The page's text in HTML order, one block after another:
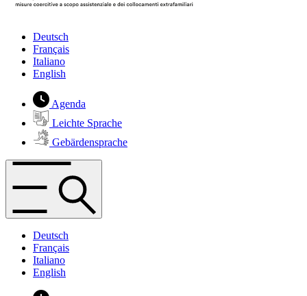
Deutsch
Français
Italiano
English
Agenda
Leichte Sprache
Gebärdensprache
Deutsch
Français
Italiano
English